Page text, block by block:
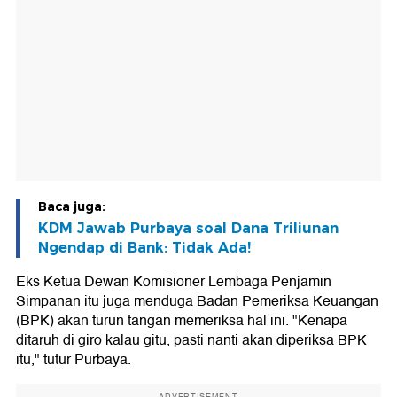
Baca juga:
KDM Jawab Purbaya soal Dana Triliunan
Ngendap di Bank: Tidak Ada!
Eks Ketua Dewan Komisioner Lembaga Penjamin
Simpanan itu juga menduga Badan Pemeriksa Keuangan
(BPK) akan turun tangan memeriksa hal ini. "Kenapa
ditaruh di giro kalau gitu, pasti nanti akan diperiksa BPK
itu," tutur Purbaya.